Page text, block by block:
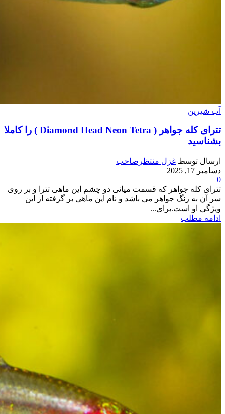
آب شیرین
تترای کله جواهر ( Diamond Head Neon Tetra ) را کاملا
بشناسید
ارسال توسط غزل منتظرصاحب
دسامبر 17, 2025
0
تترای کله جواهر که قسمت میانی دو چشم این ماهی تترا و بر روی
سر آن به رنگ جواهر می باشد و نام این ماهی بر گرفته از این
ویژگی او است.برای...
ادامه مطلب